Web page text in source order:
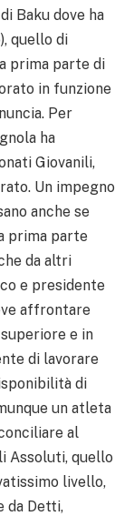
Baku dove ha
quello di
prima parte di
in funzione
Per
ha
Giovanili,
Un impegno
anche se
prima parte
da altri
e presidente
affrontare
e in
di lavorare
di
un atleta
al
Assoluti, quello
livello,
da Detti,